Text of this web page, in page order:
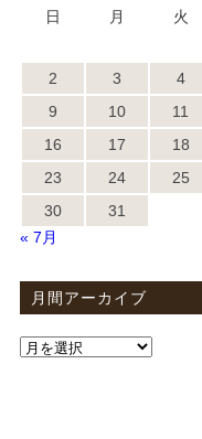
日 月 火
2
3 4
9
10 11
16
17 18
23
24 25
30
31
« 7月
月間アーカイブ